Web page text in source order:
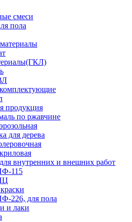
смеси
пола
продукция
по ржавчине
для дерева
внутренних и внешних работ
115
226, для пола
и лаки